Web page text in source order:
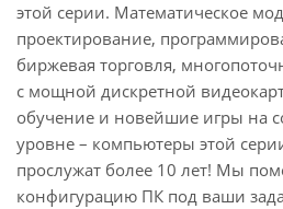
этой серии. Математическое
проектирование,
биржевая торговля,
с мощной дискретной
обучение и новейшие игры на
уровне – компьютеры этой
прослужат более 10 лет! Мы
конфигурацию ПК под ваши